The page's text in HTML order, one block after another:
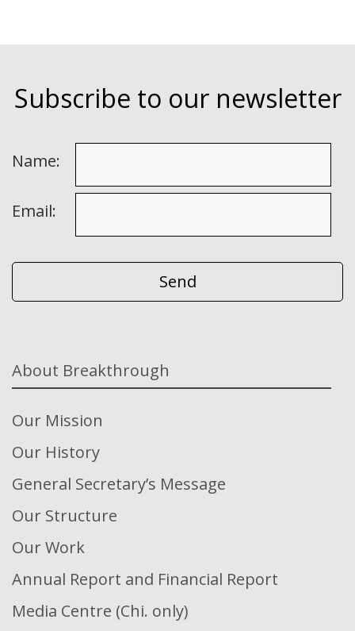
Subscribe to our newsletter
Name:
Email:
About Breakthrough
Our Mission
Our History
General Secretary’s Message
Our Structure
Our Work
Annual Report and Financial Report
Media Centre (Chi. only)